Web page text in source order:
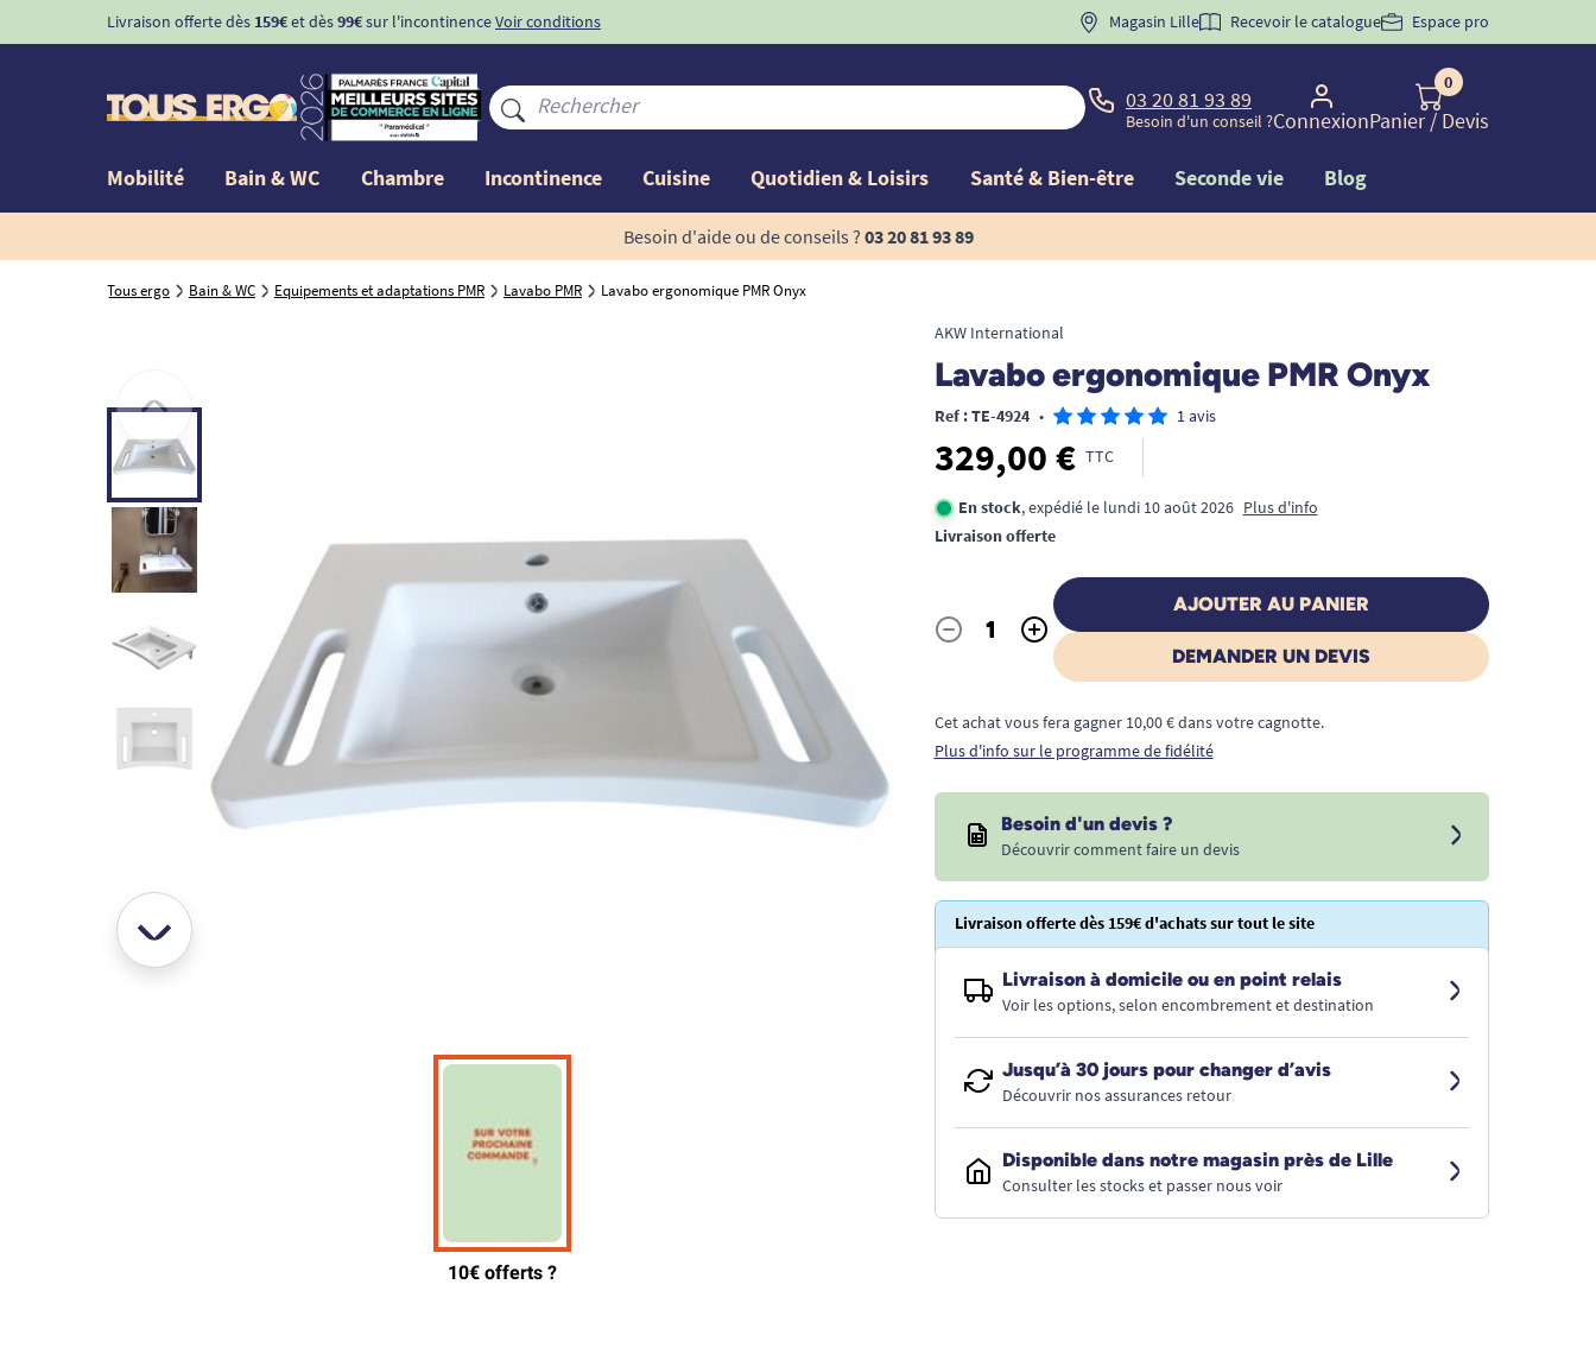
Livraison offerte dès 159€et dès99€sur l'incontinenceVoir conditions BIENVENUE" pourla 1ère commande d'incontinence
Magasin Lille Recevoir le catalogue Espace pro
03 20 81 93 89
Besoin d'un conseil ?Connexion
0
Panier/ Devis
Mobilité Bain & WC Chambre Incontinence Cuisine Quotidien & Loisirs Santé & Bien-être Seconde vie Blog
Besoin d'aide ou de conseils ? 03 20 81 93 89
Tous ergo Bain & WC Equipements et adaptations PMR Lavabo PMR Lavabo ergonomique PMR Onyx
AKW International
Lavabo ergonomique PMR Onyx
Ref : TE-4924 • 1 avis
329,00 € TTC
En stock, expédié le lundi 10 août 2026 Plus d'info
Livraison offerte
Quantité
- +
AJOUTER AU PANIER
DEMANDER UN DEVIS
Cet achat vous fera gagner 10,00 € dans votre cagnotte.
Plus d'info sur le programme de fidélité
Besoin d'un devis ?
Découvrir comment faire un devis
Livraison offerte dès 159€ d'achats sur tout le site
Livraison à domicile ou en point relais
Voir les options, selon encombrement et destination
Jusqu’à 30 jours pour changer d’avis
Découvrir nos assurances retour
Disponible dans notre magasin près de Lille
Consulter les stocks et passer nous voir